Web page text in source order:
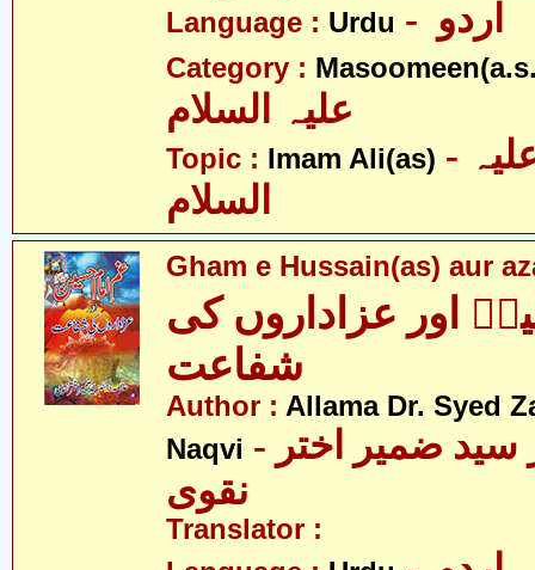
Language : Urdu
Category :
Topic : Imam Ali(as) - امام علی علیہ
السلام
Gham e Hussain(as) aur
اور عزاداروں کی
شفاعت
Author : Allama Dr. Syed
Naqvi - علامہ ڈاکٹر سید ضمیر اختر
نقوی
Translator :